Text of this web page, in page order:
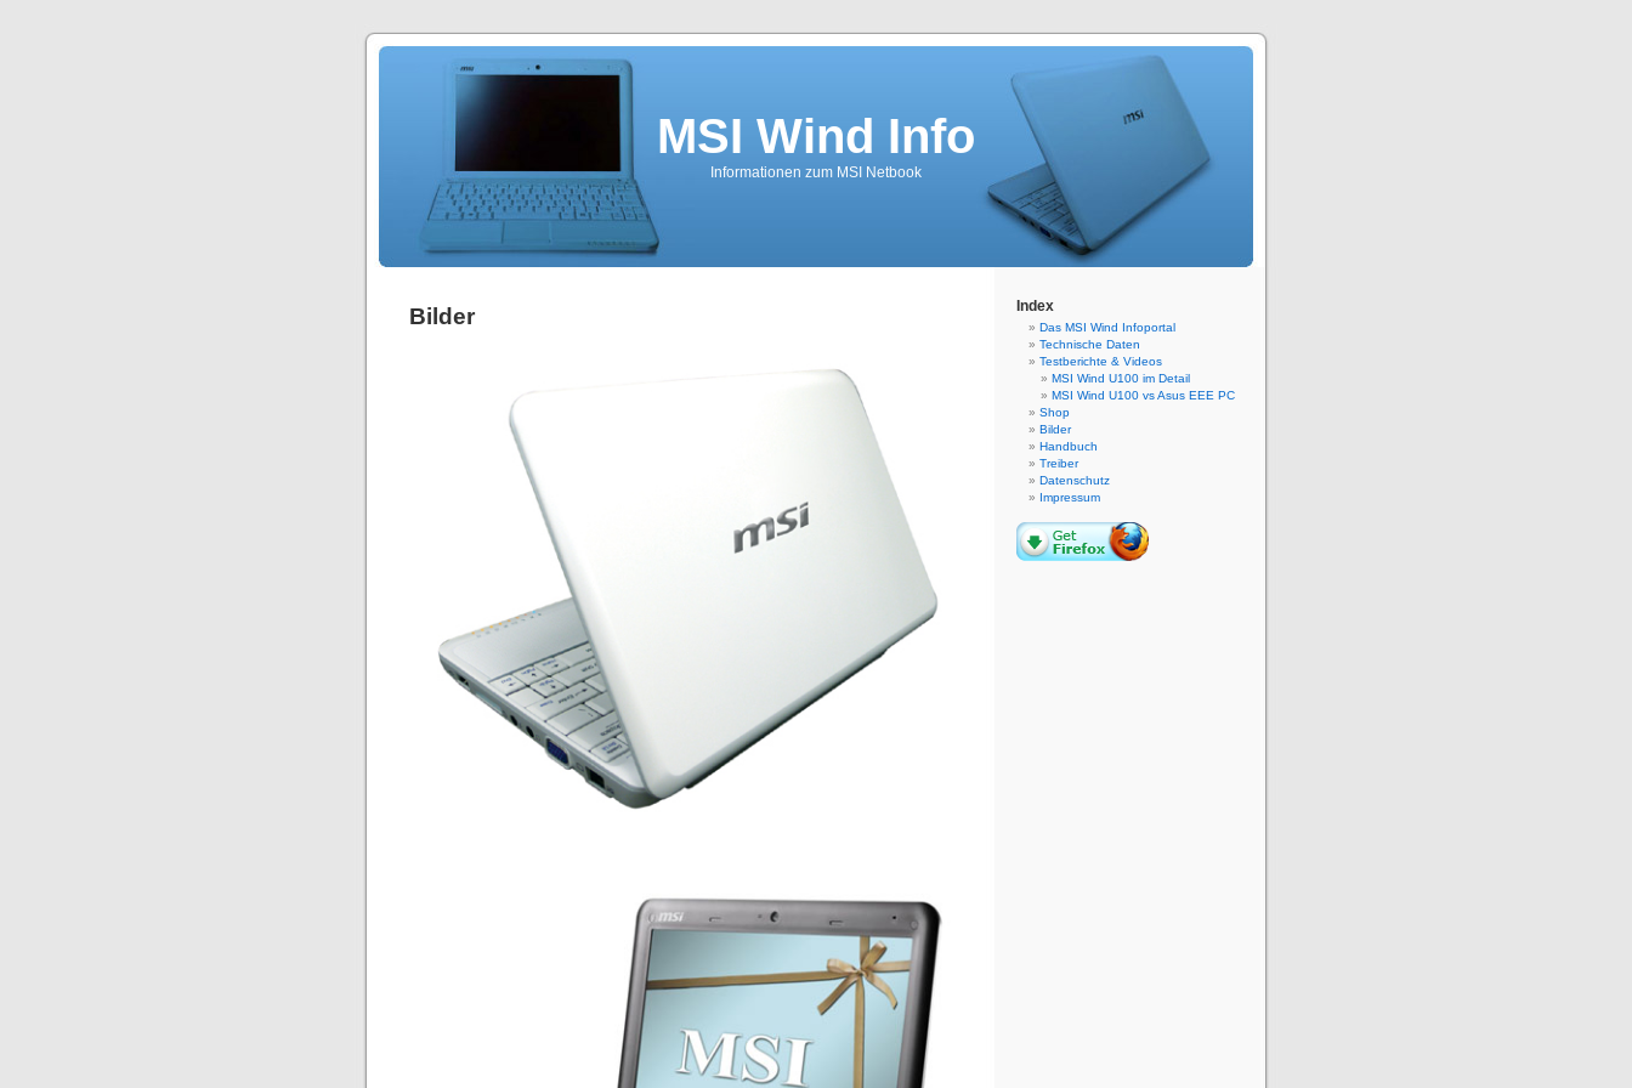
MSI Wind Info
Informationen zum MSI Netbook
Bilder Index
Das MSI Wind Infoportal
Technische Daten
Testberichte & Videos
MSI Wind U100 im Detail
MSI Wind U100 vs Asus EEE PC
Shop
Bilder
Handbuch
Treiber
Datenschutz
Impressum